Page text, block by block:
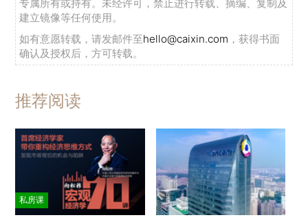
专属所有或持有。未经许可，禁止进行转载、摘编、复制及
建立镜像等任何使用。
如有意愿转载，请发邮件至hello@caixin.com ，获得书面
确认及授权后，方可转载。
推荐阅读
私房课